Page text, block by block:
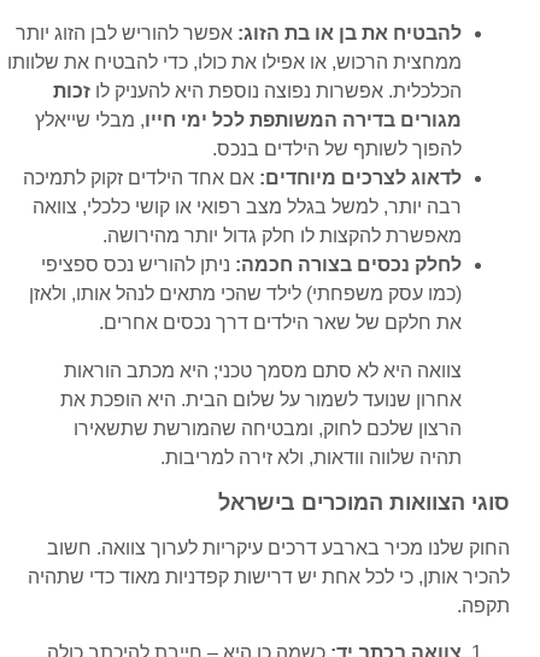
להבטיח את בן או בת הזוג: אפשר להוריש לבן הזוג יותר
ממחצית הרכוש, או אפילו את כולו, כדי להבטיח את שלוותו
הכלכלית. אפשרות נפוצה נוספת היא להעניק לו זכות
מגורים בדירה המשותפת לכל ימי חייו, מבלי שייאלץ
להפוך לשותף של הילדים בנכס.
לדאוג לצרכים מיוחדים: אם אחד הילדים זקוק לתמיכה
רבה יותר, למשל בגלל מצב רפואי או קושי כלכלי, צוואה
מאפשרת להקצות לו חלק גדול יותר מהירושה.
לחלק נכסים בצורה חכמה: ניתן להוריש נכס ספציפי
(כמו עסק משפחתי) לילד שהכי מתאים לנהל אותו, ולאזן
את חלקם של שאר הילדים דרך נכסים אחרים.
צוואה היא לא סתם מסמך טכני; היא מכתב הוראות
אחרון שנועד לשמור על שלום הבית. היא הופכת את
הרצון שלכם לחוק, ומבטיחה שהמורשת שתשאירו
תהיה שלווה וודאות, ולא זירה למריבות.
סוגי הצוואות המוכרים בישראל
החוק שלנו מכיר בארבע דרכים עיקריות לערוך צוואה. חשוב
להכיר אותן, כי לכל אחת יש דרישות קפדניות מאוד כדי שתהיה
תקפה.
צוואה בכתב יד: כשמה כן היא – חייבת להיכתב כולה,